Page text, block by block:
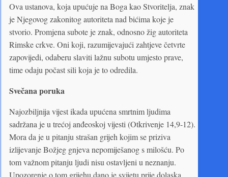
Ova ustanova, koja upućuje na Boga kao Stvoritelja, znak
je Njegovog zakonitog autoriteta nad bićima koje je
stvorio. Promjena subote je znak, odnosno žig autoriteta
Rimske crkve. Oni koji, razumijevajući zahtjeve četvrte
zapovijedi, odaberu slaviti lažnu subotu umjesto prave,
time odaju počast sili koja je to odredila.
Svečana poruka
Najozbiljnija vijest ikada upućena smrtnim ljudima
sadržana je u trećoj anđeoskoj vijesti (Otkrivenje 14,9-12).
Mora da je u pitanju strašan grijeh kojim se priziva
izlijevanje Božjeg gnjeva nepomiješanog s milošću. Po
tom važnom pitanju ljudi nisu ostavljeni u neznanju.
Upozorenje o tom grijehu dano je svijetu prije dolaska